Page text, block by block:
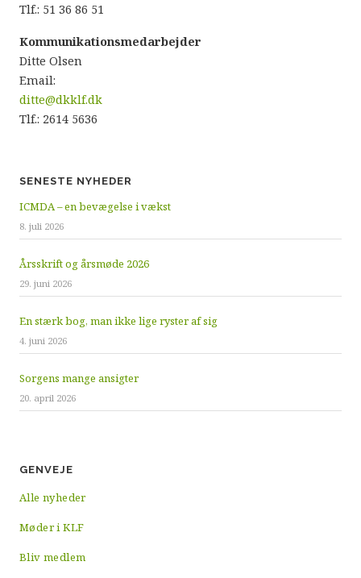
Tlf.: 51 36 86 51
Kommunikationsmedarbejder
Ditte Olsen
Email:
ditte@dkklf.dk
Tlf.: 2614 5636
SENESTE NYHEDER
ICMDA – en bevægelse i vækst
8. juli 2026
Årsskrift og årsmøde 2026
29. juni 2026
En stærk bog, man ikke lige ryster af sig
4. juni 2026
Sorgens mange ansigter
20. april 2026
GENVEJE
Alle nyheder
Møder i KLF
Bliv medlem